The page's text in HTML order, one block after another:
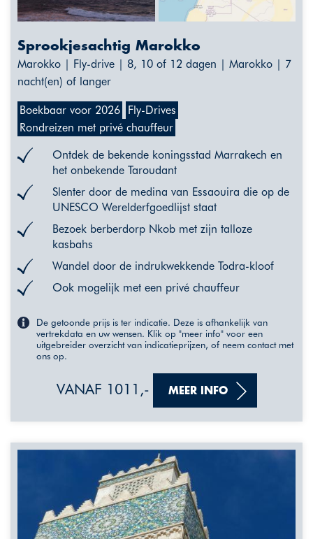
Sprookjesachtig Marokko
Marokko | Fly-drive | 8, 10 of 12 dagen | Marokko | 7
nacht(en) of langer
Boekbaar voor 2026
Fly-Drives
Rondreizen met privé chauffeur
Ontdek de bekende koningsstad Marrakech en
het onbekende Taroudant
Slenter door de medina van Essaouira die op de
UNESCO Werelderfgoedlijst staat
Bezoek berberdorp Nkob met zijn talloze
kasbahs
Wandel door de indrukwekkende Todra-kloof
Ook mogelijk met een privé chauffeur
De getoonde prijs is ter indicatie. Deze is afhankelijk van
vertrekdata en uw wensen. Klik op "meer info" voor een
uitgebreider overzicht van indicatieprijzen, of neem contact met
ons op.
VANAF 1011,- MEER INFO